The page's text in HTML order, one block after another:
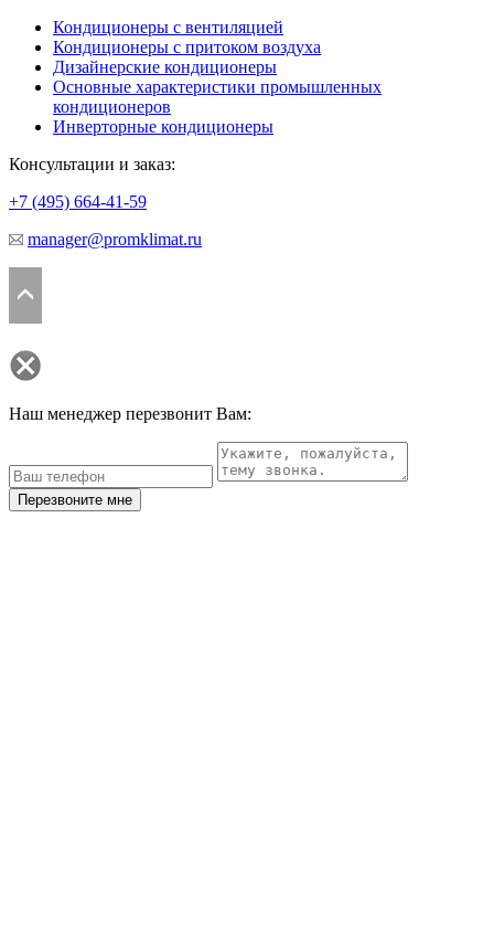
Кондиционеры с вентиляцией
Кондиционеры с притоком воздуха
Дизайнерские кондиционеры
Основные характеристики промышленных
кондиционеров
Инверторные кондиционеры
Консультации и заказ:
+7 (495) 664-41-59
manager@promklimat.ru
Наш менеджер перезвонит Вам:
Перезвоните мне